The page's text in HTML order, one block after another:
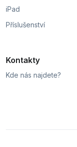
iPad
Příslušenství
Kontakty
Kde nás najdete?